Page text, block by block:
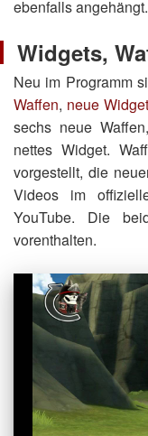
ebenfalls angehängt.
Widgets,
Neu im Programm
Waffen, neue
sechs neue
nettes Widget.
vorgestellt, die
Videos im
YouTube. Die
vorenthalten.